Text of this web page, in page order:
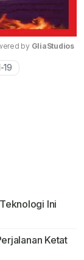
by GliaStudios
19
Ini
Ketat